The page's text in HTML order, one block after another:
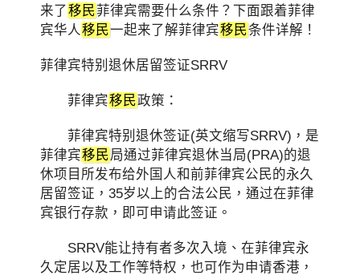
来了移民菲律宾需要什么条件？下面跟着菲律
宾华人 移民一起来了解菲律宾移民条件详解！
菲律宾特别退休居留签证SRRV
菲律宾移民政策：
菲律宾特别退休签证(英文缩写SRRV)，是
菲律宾移民局通过菲律宾退休当局(PRA)的退
休项目所发布给外国人和前菲律宾公民的永久
居留签证，35岁以上的合法公民，通过在菲律
宾银行存款，即可申请此签证。
SRRV能让持有者多次入境、在菲律宾永
久定居以及工作等特权，也可作为申请香港，